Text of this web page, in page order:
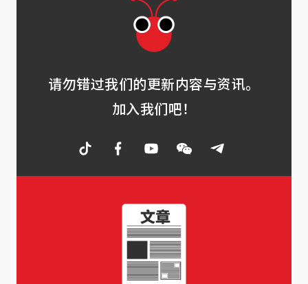
请勿错过我们的更新内容与资讯。
加入我们吧！